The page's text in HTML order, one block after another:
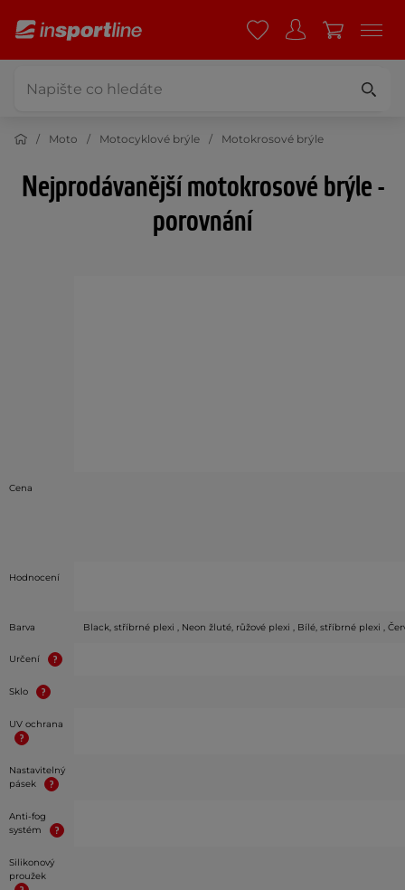
Moto Motocyklové brýle Motokrosové brýle
Nejprodávanější motokrosové brýle -
porovnání
Cena
Hodnocení
Barva Black, stříbrné plexi , Neon žluté, růžové plexi , Bílé, stříbrné plexi ,
Určení
Sklo
UV ochrana
Nastavitelný
pásek
Anti-fog
systém
Silikonový
proužek